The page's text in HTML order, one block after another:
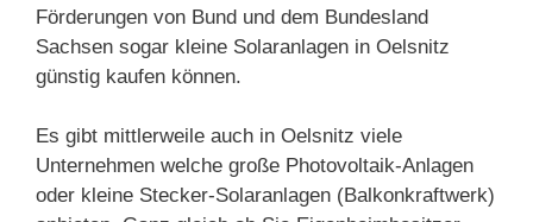
Förderungen von Bund und dem Bundesland
Sachsen sogar kleine Solaranlagen in Oelsnitz
günstig kaufen können.
Es gibt mittlerweile auch in Oelsnitz viele
Unternehmen welche große Photovoltaik-Anlagen
oder kleine Stecker-Solaranlagen (Balkonkraftwerk)